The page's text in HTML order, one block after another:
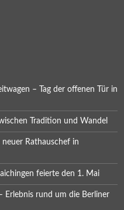
– Tag der offenen Tür in
Tradition und Wandel
neuer Rathauschef in
feierte den 1. Mai
Erlebnis rund um die Berliner